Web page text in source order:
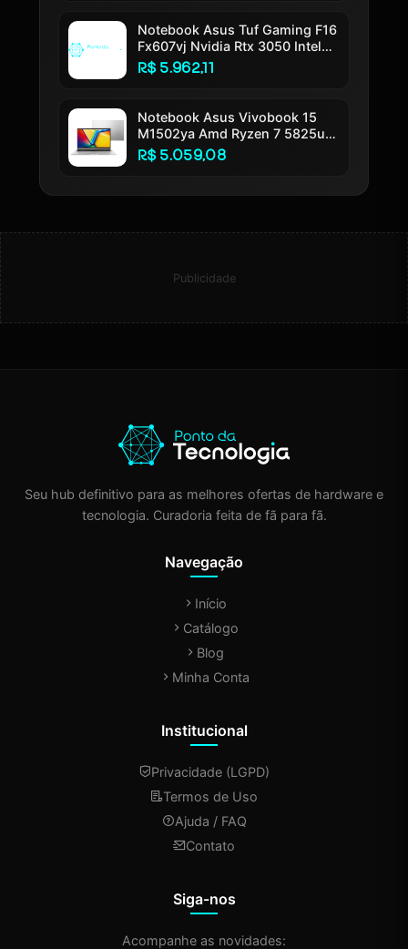
Rp306w Preto
Notebook Asus Tuf Gaming F16
Fx607vj Nvidia Rtx 3050 Intel
Core 5 210h 16gb Ram 512gb
Ssd Linux Keepos Tela 16 Nível
R$ 5.962,11
Notebook Asus Vivobook 15
M1502ya Amd Ryzen 7 5825u
16gb Ram 512gb Ssd Windows
11 Home Tela 15.6 Led Fhd
R$ 5.059,08
Publicidade
Seu hub definitivo para as melhores ofertas de hardware e
tecnologia. Curadoria feita de fã para fã.
Navegação
Início
Catálogo
Blog
Minha Conta
Institucional
Privacidade (LGPD)
Termos de Uso
Ajuda / FAQ
Contato
Siga-nos
Acompanhe as novidades: